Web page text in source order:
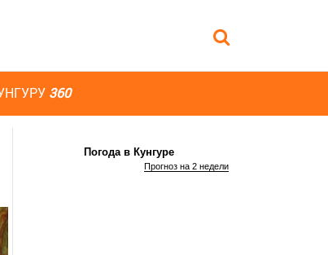
360
Погода в Кунгуре
Прогноз на 2 недели